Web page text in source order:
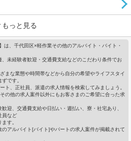
っと見る
は、千代田区×軽作業その他のアルバイト・バイト・
未経験者歓迎・交通費支給などのこだわり条件でお
まな業態や時間帯などから自分の希望やライフスタイ
です。
ト、正社員、派遣の求人情報を検索してみましょう。
の他の求人案件以外にもお客さまのご希望に合った求
迎、交通費支給や日払い・週払い、寮・社宅あり、
員など
す。
アルバイト[バイト]やパートの求人案件が掲載されて